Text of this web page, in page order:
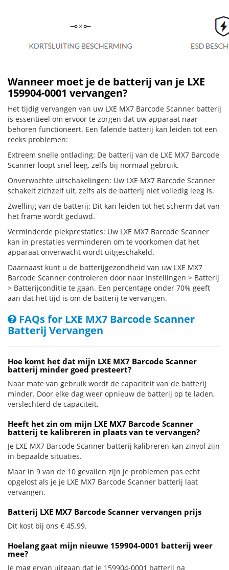
Wanneer moet je de batterij van je LXE
159904-0001 vervangen?
Het tijdig vervangen van uw LXE MX7 Barcode Scanner batterij
is essentieel om ervoor te zorgen dat uw apparaat naar
behoren functioneert. Een falende batterij kan leiden tot een
reeks problemen:
Extreem snelle ontlading: De batterij van de LXE MX7 Barcode
Scanner loopt snel leeg, zelfs bij normaal gebruik.
Onverwachte uitschakelingen: Uw LXE MX7 Barcode Scanner
schakelt zichzelf uit, zelfs als de batterij niet volledig leeg is.
Zwelling van de batterij: Dit kan leiden tot het scherm dat van
het frame wordt geduwd.
Verminderde piekprestaties: Uw LXE MX7 Barcode Scanner
kan in prestaties verminderen om te voorkomen dat het
apparaat onverwacht wordt uitgeschakeld.
Daarnaast kunt u de batterijgezondheid van uw LXE MX7
Barcode Scanner controleren door naar Instellingen > Batterij
> Batterijconditie te gaan. Een percentage onder 70% geeft
aan dat het tijd is om de batterij te vervangen.
FAQs for LXE MX7 Barcode Scanner
Batterij Vervangen
Hoe komt het dat mijn LXE MX7 Barcode Scanner
batterij minder goed presteert?
Naar mate van gebruik wordt de capaciteit van de batterij
minder. Door elke dag weer opnieuw de batterij op te laden,
verslechterd de capaciteit.
Heeft het zin om mijn LXE MX7 Barcode Scanner
batterij te kalibreren in plaats van te vervangen?
Je LXE MX7 Barcode Scanner batterij kalibreren kan zinvol zijn
in bepaalde situaties.
Maar in 9 van de 10 gevallen zijn je problemen pas echt
opgelost als je je LXE MX7 Barcode Scanner batterij laat
vervangen.
Batterij LXE MX7 Barcode Scanner vervangen prijs
Dit kost bij ons € 45.99.
Hoelang gaat mijn nieuwe 159904-0001 batterij weer
mee?
Je mag ervan uitgaan dat je 159904-0001 batterij na